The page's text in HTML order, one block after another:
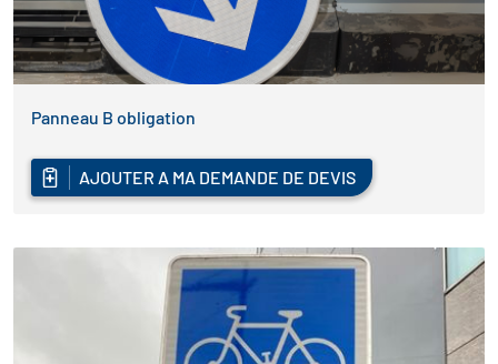
Panneau B obligation
AJOUTER A MA DEMANDE DE DEVIS